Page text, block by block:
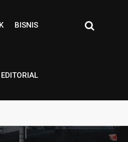
BISNIS